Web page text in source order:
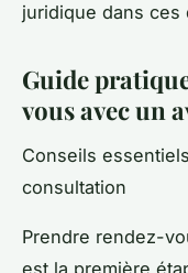
juridique dans ces
Guide
vous avec un
Conseils
consultation
Prendre rendez-
est la première